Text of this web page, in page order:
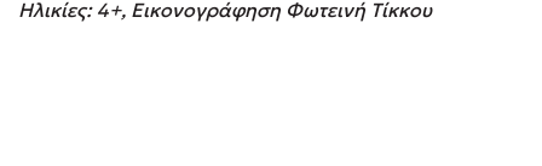
Ηλικίες: 4+, Εικονογράφηση Φωτεινή Τίκκου